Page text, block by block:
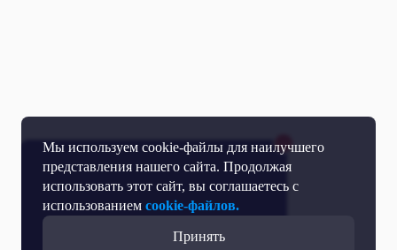
Мы используем cookie-файлы для наилучшего
представления нашего сайта. Продолжая
использовать этот сайт, вы соглашаетесь с
использованием cookie-файлов.
Принять